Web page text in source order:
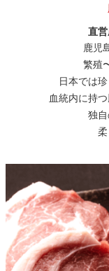
直
鹿児
繁殖
日本では
血統内に持
独
柔